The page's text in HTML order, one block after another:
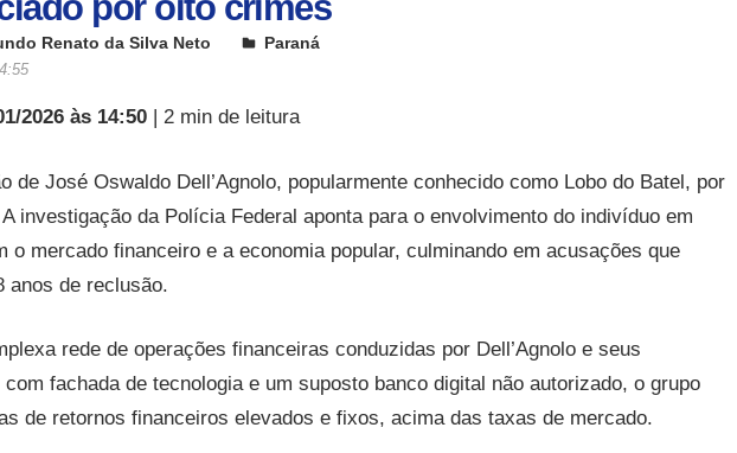
Renato da Silva Neto Paraná
2026 às 14:50 | 2 min de leitura
de José Oswaldo Dell’Agnolo, popularmente conhecido como Lobo do Batel, por
investigação da Polícia Federal aponta para o envolvimento do indivíduo em
mercado financeiro e a economia popular, culminando em acusações que
anos de reclusão.
rede de operações financeiras conduzidas por Dell’Agnolo e seus
fachada de tecnologia e um suposto banco digital não autorizado, o grupo
de retornos financeiros elevados e fixos, acima das taxas de mercado.